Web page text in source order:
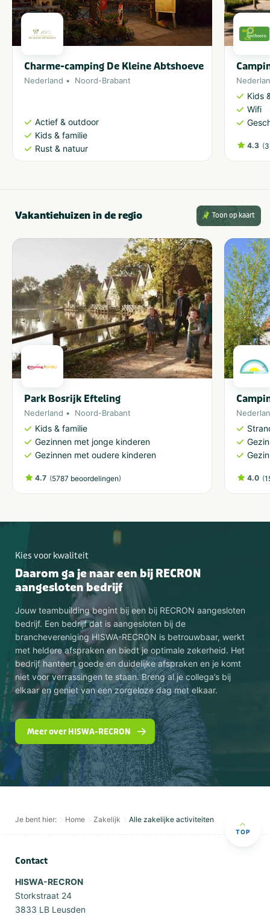
Charme-camping De Kleine Abtshoeve
Nederland Noord-Brabant
Actief & outdoor
Kids & familie
Rust & natuur
Kids
Wifi
4.3 (
Vakantiehuizen in de regio Toon op kaart
Park Bosrijk Efteling
Nederland Noord-Brabant
Kids & familie
Gezinnen met jonge kinderen
Gezinnen met oudere kinderen
4.7 (5787 beoordelingen) 4.0 (
Kies voor kwaliteit
Daarom ga je naar een bij RECRON
aangesloten bedrijf
Jouw teambuilding begint bij een bij RECRON aangesloten
bedrijf. Een bedrijf dat is aangesloten bij de
branchevereniging HISWA-RECRON is betrouwbaar, werkt
met heldere afspraken en biedt je optimale zekerheid. Het
bedrijf hanteert goede en duidelijke afspraken en je komt
niet voor verrassingen te staan. Breng al je collega’s bij
elkaar en geniet van een zorgeloze dag met elkaar.
Meer over HISWA-RECRON
Je bent hier: Home Zakelijk Alle zakelijke activiteiten
TOP
Contact
HISWA-RECRON
Storkstraat 24
3833 LB Leusden